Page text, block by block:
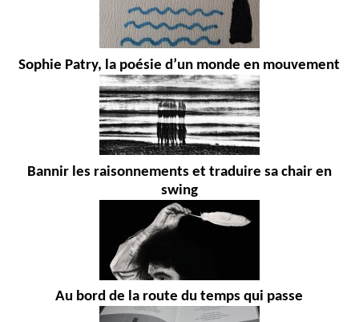
Sophie Patry, la poésie d’un monde en mouvement
Bannir les raisonnements et traduire sa chair en
swing
Au bord de la route du temps qui passe